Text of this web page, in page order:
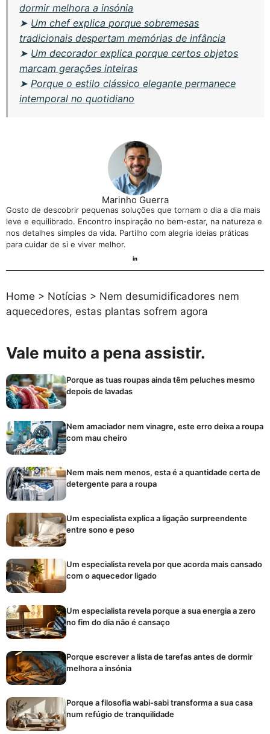
dormir melhora a insónia
➤ Um chef explica porque sobremesas
tradicionais despertam memórias de infância
➤ Um decorador explica porque certos objetos
marcam gerações inteiras
➤Porque o estilo clássico elegante permanece
intemporal no quotidiano
Marinho Guerra
Gosto de descobrir pequenas soluções que tornam o dia a dia mais
leve e equilibrado. Encontro inspiração no bem-estar, na natureza e
nos detalhes simples da vida. Partilho com alegria ideias práticas
para cuidar de si e viver melhor.
Home > Notícias > Nem desumidificadores nem
aquecedores, estas plantas sofrem agora
Vale muito a pena assistir.
Porque as tuas roupas ainda têm peluches mesmo
depois de lavadas
Nem amaciador nem vinagre, este erro deixa a roupa
com mau cheiro
Nem mais nem menos, esta é a quantidade certa de
detergente para a roupa
Um especialista explica a ligação surpreendente
entre sono e peso
Um especialista revela por que acorda mais cansado
com o aquecedor ligado
Um especialista revela porque a sua energia a zero
no fim do dia não é cansaço
Porque escrever a lista de tarefas antes de dormir
melhora a insónia
Porque a filosofia wabi-sabi transforma a sua casa
num refúgio de tranquilidade